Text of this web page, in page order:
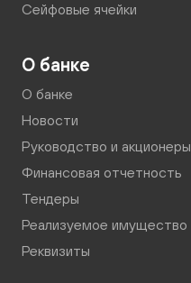
Сейфовые ячейки
О банке
О банке
Новости
Руководство и акционеры
Финансовая отчетность
Тендеры
Реализуемое имущество
Реквизиты